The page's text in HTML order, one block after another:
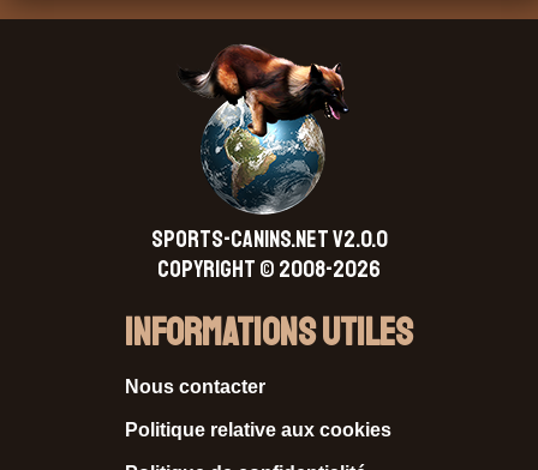
SPORTS-CANINS.NET V2.0.0
Copyright © 2008-2026
Informations Utiles
Nous contacter
Politique relative aux cookies